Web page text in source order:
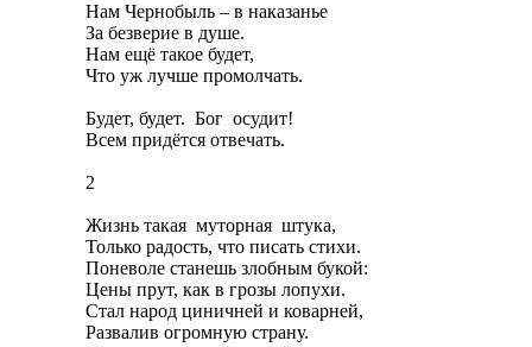
Нам Чернобыль – в наказанье
За безверие в душе.
Нам ещё такое будет,
Что уж лучше промолчать.
Будет, будет. Бог осудит!
Всем придётся отвечать.
2
Жизнь такая муторная штука,
Только радость, что писать стихи.
Поневоле станешь злобным букой:
Цены прут, как в грозы лопухи.
Стал народ циничней и коварней,
Развалив огромную страну.